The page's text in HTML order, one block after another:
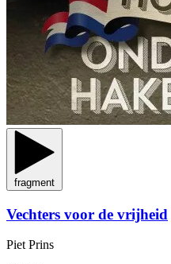
fragment
Vechters voor de vrijheid
Piet Prins